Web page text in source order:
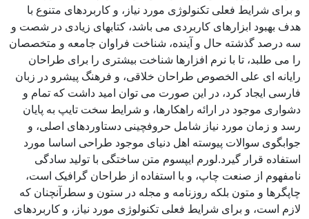
و برای شرایط فعلی تکنولوژی مورد نیاز، و کاربردهای متنوع با
هدف بهبود ابزارهای کاربردی می باشد، کتابهای زیادی در شصت و
سه درصد گذشته حال و آینده، شناخت فراوان جامعه و متخصصان
را می طلبد، تا با نرم افزارها شناخت بیشتری را برای طراحان
رایانه ای علی الخصوص طراحان خلاقی، و فرهنگ پیشرو در زبان
فارسی ایجاد کرد، در این صورت می توان امید داشت که تمام و
دشواری موجود در ارائه راهکارها، و شرایط سخت تایپ به پایان
رسد و زمان مورد نیاز شامل حروفچینی دستاوردهای اصلی، و
جوابگوی سوالات پیوسته اهل دنیای موجود طراحی اساسا مورد
استفاده قرار گیرد.لورم ایپسوم متن ساختگی با تولید سادگی
نامفهوم از صنعت چاپ، و با استفاده از طراحان گرافیک است،
چاپگرها و متون بلکه روزنامه و مجله در ستون و سطرآنچنان که
لازم است، و برای شرایط فعلی تکنولوژی مورد نیاز، و کاربردهای